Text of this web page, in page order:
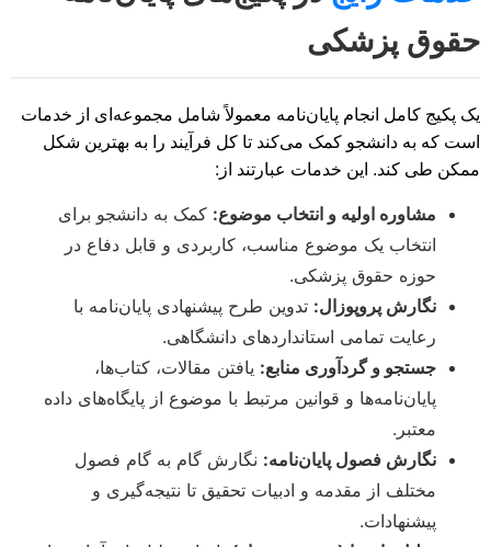
حقوق پزشکی
یک پکیج کامل انجام پایان‌نامه معمولاً شامل مجموعه‌ای از خدمات
است که به دانشجو کمک می‌کند تا کل فرآیند را به بهترین شکل
ممکن طی کند. این خدمات عبارتند از:
مشاوره اولیه و انتخاب موضوع: کمک به دانشجو برای
انتخاب یک موضوع مناسب، کاربردی و قابل دفاع در
حوزه حقوق پزشکی.
نگارش پروپوزال: تدوین طرح پیشنهادی پایان‌نامه با
رعایت تمامی استانداردهای دانشگاهی.
جستجو و گردآوری منابع: یافتن مقالات، کتاب‌ها،
پایان‌نامه‌ها و قوانین مرتبط با موضوع از پایگاه‌های داده
معتبر.
نگارش فصول پایان‌نامه: نگارش گام به گام فصول
مختلف از مقدمه و ادبیات تحقیق تا نتیجه‌گیری و
پیشنهادات.